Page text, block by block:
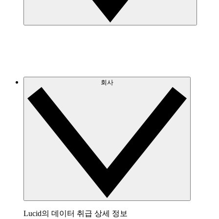
회사
Lucid의 데이터 취급 상세 정보